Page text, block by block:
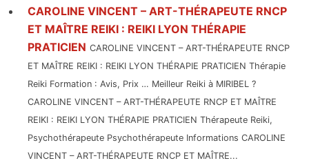
CAROLINE VINCENT – ART-THÉRAPEUTE RNCP
ET MAÎTRE REIKI : REIKI LYON THÉRAPIE
PRATICIEN CAROLINE VINCENT – ART-THÉRAPEUTE RNCP
ET MAÎTRE REIKI : REIKI LYON THÉRAPIE PRATICIEN Thérapie
Reiki Formation : Avis, Prix … Meilleur Reiki à MIRIBEL ?
CAROLINE VINCENT – ART-THÉRAPEUTE RNCP ET MAÎTRE
REIKI : REIKI LYON THÉRAPIE PRATICIEN Thérapeute Reiki,
Psychothérapeute Psychothérapeute Informations CAROLINE
VINCENT – ART-THÉRAPEUTE RNCP ET MAÎTRE...